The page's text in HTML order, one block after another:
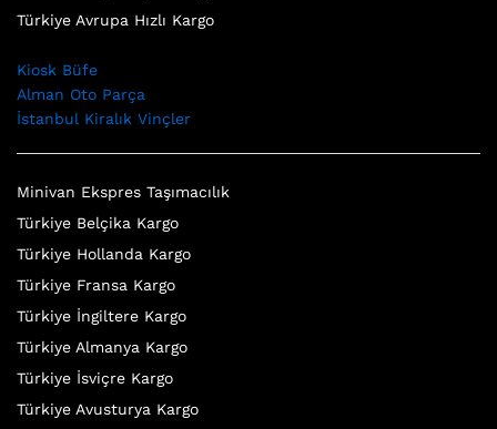
Türkiye Avrupa Hızlı Kargo
Kiosk Büfe
Alman Oto Parça
İstanbul Kiralık Vinçler
Minivan Ekspres Taşımacılık
Türkiye Belçika Kargo
Türkiye Hollanda Kargo
Türkiye Fransa Kargo
Türkiye İngiltere Kargo
Türkiye Almanya Kargo
Türkiye İsviçre Kargo
Türkiye Avusturya Kargo